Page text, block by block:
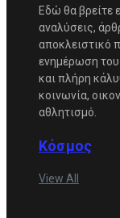
Εδώ θα βρείτε
αναλύσεις,
αποκλειστικό
ενημέρωση
και πλήρη
κοινωνία,
αθλητισμό.
Κόσμος
View All